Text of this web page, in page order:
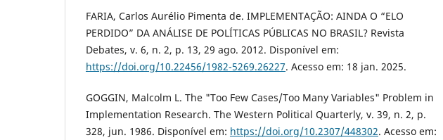
FARIA, Carlos Aurélio Pimenta de. IMPLEMENTAÇÃO: AINDA O “ELO
PERDIDO” DA ANÁLISE DE POLÍTICAS PÚBLICAS NO BRASIL? Revista
Debates, v. 6, n. 2, p. 13, 29 ago. 2012. Disponível em:
https://doi.org/10.22456/1982-5269.26227. Acesso em: 18 jan. 2025.
GOGGIN, Malcolm L. The "Too Few Cases/Too Many Variables" Problem in
Implementation Research. The Western Political Quarterly, v. 39, n. 2, p.
328, jun. 1986. Disponível em: https://doi.org/10.2307/448302. Acesso em: